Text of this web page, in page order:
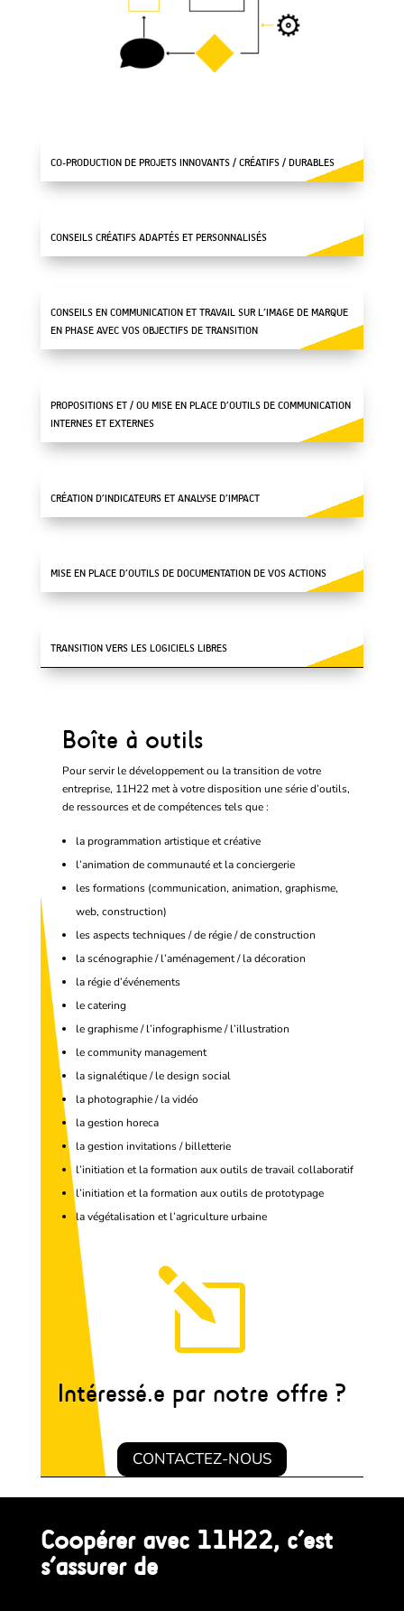
CO-PRODUCTION DE PROJETS INNOVANTS / CRÉATIFS / DURABLES
CONSEILS CRÉATIFS ADAPTÉS ET PERSONNALISÉS
CONSEILS EN COMMUNICATION ET TRAVAIL SUR L’IMAGE DE MARQUE
EN PHASE AVEC VOS OBJECTIFS DE TRANSITION
PROPOSITIONS ET / OU MISE EN PLACE D’OUTILS DE COMMUNICATION
INTERNES ET EXTERNES
CRÉATION D’INDICATEURS ET ANALYSE D’IMPACT
MISE EN PLACE D’OUTILS DE DOCUMENTATION DE VOS ACTIONS
TRANSITION VERS LES LOGICIELS LIBRES
Boîte à outils
Pour servir le développement ou la transition de votre
entreprise, 11H22 met à votre disposition une série d’outils,
de ressources et de compétences tels que :
la programmation artistique et créative
l’animation de communauté et la conciergerie
les formations (communication, animation, graphisme,
web, construction)
les aspects techniques / de régie / de construction
la scénographie / l’aménagement / la décoration
la régie d’événements
le catering
le graphisme / l’infographisme / l’illustration
le community management
la signalétique / le design social
la photographie / la vidéo
la gestion horeca
la gestion invitations / billetterie
l’initiation et la formation aux outils de travail collaboratif
l’initiation et la formation aux outils de prototypage
la végétalisation et l’agriculture urbaine
l
Intéressé.e par notre offre ?
CONTACTEZ-NOUS
Coopérer avec 11H22, c’est
s’assurer de